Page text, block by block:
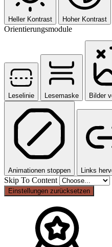
Heller Kontrast Hoher Kontrast
Orientierungsmodule
Leselinie Lesemaske Bilder
Animationen stoppen Links
Skip To Content
Einstellungen zurücksetzen